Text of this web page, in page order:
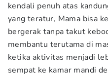
kendali penuh atas
yang teratur, Mama bisa
bergerak tanpa takut
membantu terutama di
ketika aktivitas menjadi
sempat ke kamar mandi